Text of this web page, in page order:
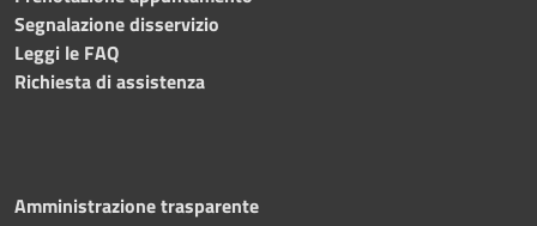
Segnalazione disservizio
Leggi le FAQ
Richiesta di assistenza
Amministrazione trasparente